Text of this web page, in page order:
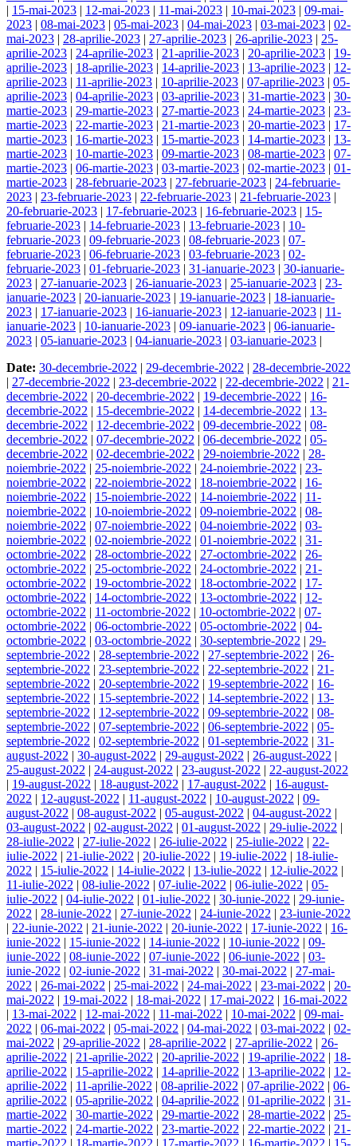
| 15-mai-2023 | 12-mai-2023 | 11-mai-2023 | 10-mai-2023 | 09-mai-
2023 | 08-mai-2023 | 05-mai-2023 | 04-mai-2023 | 03-mai-2023 | 02-
mai-2023 | 28-aprilie-2023 | 27-aprilie-2023 | 26-aprilie-2023 | 25-
aprilie-2023 | 24-aprilie-2023 | 21-aprilie-2023 | 20-aprilie-2023 | 19-
aprilie-2023 | 18-aprilie-2023 | 14-aprilie-2023 | 13-aprilie-2023 | 12-
aprilie-2023 | 11-aprilie-2023 | 10-aprilie-2023 | 07-aprilie-2023 | 05-
aprilie-2023 | 04-aprilie-2023 | 03-aprilie-2023 | 31-martie-2023 | 30-
martie-2023 | 29-martie-2023 | 27-martie-2023 | 24-martie-2023 | 23-
martie-2023 | 22-martie-2023 | 21-martie-2023 | 20-martie-2023 | 17-
martie-2023 | 16-martie-2023 | 15-martie-2023 | 14-martie-2023 | 13-
martie-2023 | 10-martie-2023 | 09-martie-2023 | 08-martie-2023 | 07-
martie-2023 | 06-martie-2023 | 03-martie-2023 | 02-martie-2023 | 01-
martie-2023 | 28-februarie-2023 | 27-februarie-2023 | 24-februarie-
2023 | 23-februarie-2023 | 22-februarie-2023 | 21-februarie-2023 |
20-februarie-2023 | 17-februarie-2023 | 16-februarie-2023 | 15-
februarie-2023 | 14-februarie-2023 | 13-februarie-2023 | 10-
februarie-2023 | 09-februarie-2023 | 08-februarie-2023 | 07-
februarie-2023 | 06-februarie-2023 | 03-februarie-2023 | 02-
februarie-2023 | 01-februarie-2023 | 31-ianuarie-2023 | 30-ianuarie-
2023 | 27-ianuarie-2023 | 26-ianuarie-2023 | 25-ianuarie-2023 | 23-
ianuarie-2023 | 20-ianuarie-2023 | 19-ianuarie-2023 | 18-ianuarie-
2023 | 17-ianuarie-2023 | 16-ianuarie-2023 | 12-ianuarie-2023 | 11-
ianuarie-2023 | 10-ianuarie-2023 | 09-ianuarie-2023 | 06-ianuarie-
2023 | 05-ianuarie-2023 | 04-ianuarie-2023 | 03-ianuarie-2023 |
Date: 30-decembrie-2022 | 29-decembrie-2022 | 28-decembrie-2022
| 27-decembrie-2022 | 23-decembrie-2022 | 22-decembrie-2022 | 21-
decembrie-2022 | 20-decembrie-2022 | 19-decembrie-2022 | 16-
decembrie-2022 | 15-decembrie-2022 | 14-decembrie-2022 | 13-
decembrie-2022 | 12-decembrie-2022 | 09-decembrie-2022 | 08-
decembrie-2022 | 07-decembrie-2022 | 06-decembrie-2022 | 05-
decembrie-2022 | 02-decembrie-2022 | 29-noiembrie-2022 | 28-
noiembrie-2022 | 25-noiembrie-2022 | 24-noiembrie-2022 | 23-
noiembrie-2022 | 22-noiembrie-2022 | 18-noiembrie-2022 | 16-
noiembrie-2022 | 15-noiembrie-2022 | 14-noiembrie-2022 | 11-
noiembrie-2022 | 10-noiembrie-2022 | 09-noiembrie-2022 | 08-
noiembrie-2022 | 07-noiembrie-2022 | 04-noiembrie-2022 | 03-
noiembrie-2022 | 02-noiembrie-2022 | 01-noiembrie-2022 | 31-
octombrie-2022 | 28-octombrie-2022 | 27-octombrie-2022 | 26-
octombrie-2022 | 25-octombrie-2022 | 24-octombrie-2022 | 21-
octombrie-2022 | 19-octombrie-2022 | 18-octombrie-2022 | 17-
octombrie-2022 | 14-octombrie-2022 | 13-octombrie-2022 | 12-
octombrie-2022 | 11-octombrie-2022 | 10-octombrie-2022 | 07-
octombrie-2022 | 06-octombrie-2022 | 05-octombrie-2022 | 04-
octombrie-2022 | 03-octombrie-2022 | 30-septembrie-2022 | 29-
septembrie-2022 | 28-septembrie-2022 | 27-septembrie-2022 | 26-
septembrie-2022 | 23-septembrie-2022 | 22-septembrie-2022 | 21-
septembrie-2022 | 20-septembrie-2022 | 19-septembrie-2022 | 16-
septembrie-2022 | 15-septembrie-2022 | 14-septembrie-2022 | 13-
septembrie-2022 | 12-septembrie-2022 | 09-septembrie-2022 | 08-
septembrie-2022 | 07-septembrie-2022 | 06-septembrie-2022 | 05-
septembrie-2022 | 02-septembrie-2022 | 01-septembrie-2022 | 31-
august-2022 | 30-august-2022 | 29-august-2022 | 26-august-2022 |
25-august-2022 | 24-august-2022 | 23-august-2022 | 22-august-2022
| 19-august-2022 | 18-august-2022 | 17-august-2022 | 16-august-
2022 | 12-august-2022 | 11-august-2022 | 10-august-2022 | 09-
august-2022 | 08-august-2022 | 05-august-2022 | 04-august-2022 |
03-august-2022 | 02-august-2022 | 01-august-2022 | 29-iulie-2022 |
28-iulie-2022 | 27-iulie-2022 | 26-iulie-2022 | 25-iulie-2022 | 22-
iulie-2022 | 21-iulie-2022 | 20-iulie-2022 | 19-iulie-2022 | 18-iulie-
2022 | 15-iulie-2022 | 14-iulie-2022 | 13-iulie-2022 | 12-iulie-2022 |
11-iulie-2022 | 08-iulie-2022 | 07-iulie-2022 | 06-iulie-2022 | 05-
iulie-2022 | 04-iulie-2022 | 01-iulie-2022 | 30-iunie-2022 | 29-iunie-
2022 | 28-iunie-2022 | 27-iunie-2022 | 24-iunie-2022 | 23-iunie-2022
| 22-iunie-2022 | 21-iunie-2022 | 20-iunie-2022 | 17-iunie-2022 | 16-
iunie-2022 | 15-iunie-2022 | 14-iunie-2022 | 10-iunie-2022 | 09-
iunie-2022 | 08-iunie-2022 | 07-iunie-2022 | 06-iunie-2022 | 03-
iunie-2022 | 02-iunie-2022 | 31-mai-2022 | 30-mai-2022 | 27-mai-
2022 | 26-mai-2022 | 25-mai-2022 | 24-mai-2022 | 23-mai-2022 | 20-
mai-2022 | 19-mai-2022 | 18-mai-2022 | 17-mai-2022 | 16-mai-2022
| 13-mai-2022 | 12-mai-2022 | 11-mai-2022 | 10-mai-2022 | 09-mai-
2022 | 06-mai-2022 | 05-mai-2022 | 04-mai-2022 | 03-mai-2022 | 02-
mai-2022 | 29-aprilie-2022 | 28-aprilie-2022 | 27-aprilie-2022 | 26-
aprilie-2022 | 21-aprilie-2022 | 20-aprilie-2022 | 19-aprilie-2022 | 18-
aprilie-2022 | 15-aprilie-2022 | 14-aprilie-2022 | 13-aprilie-2022 | 12-
aprilie-2022 | 11-aprilie-2022 | 08-aprilie-2022 | 07-aprilie-2022 | 06-
aprilie-2022 | 05-aprilie-2022 | 04-aprilie-2022 | 01-aprilie-2022 | 31-
martie-2022 | 30-martie-2022 | 29-martie-2022 | 28-martie-2022 | 25-
martie-2022 | 24-martie-2022 | 23-martie-2022 | 22-martie-2022 | 21-